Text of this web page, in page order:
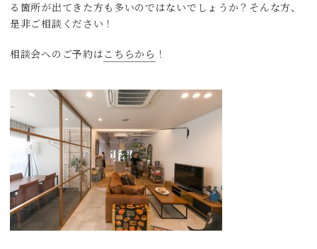
る箇所が出てきた方も多いのではないでしょうか？そんな方、
是非ご相談ください！
相談会へのご予約は こちらから ！